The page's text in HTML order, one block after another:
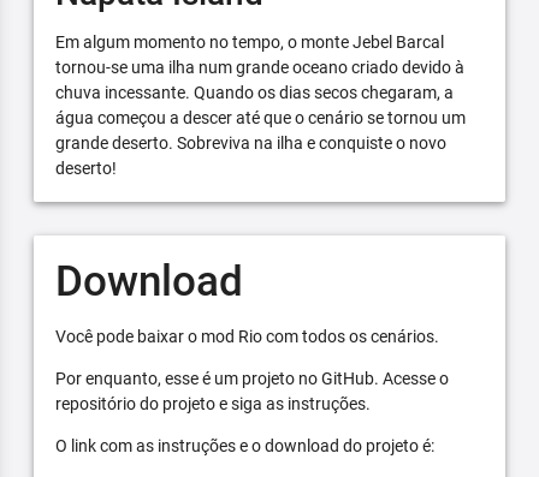
Em algum momento no tempo, o monte Jebel Barcal
tornou-se uma ilha num grande oceano criado devido à
chuva incessante. Quando os dias secos chegaram, a
água começou a descer até que o cenário se tornou um
grande deserto. Sobreviva na ilha e conquiste o novo
deserto!
Download
Você pode baixar o mod Rio com todos os cenários.
Por enquanto, esse é um projeto no GitHub. Acesse o
repositório do projeto e siga as instruções.
O link com as instruções e o download do projeto é: